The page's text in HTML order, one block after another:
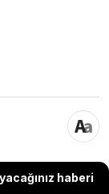
haberi